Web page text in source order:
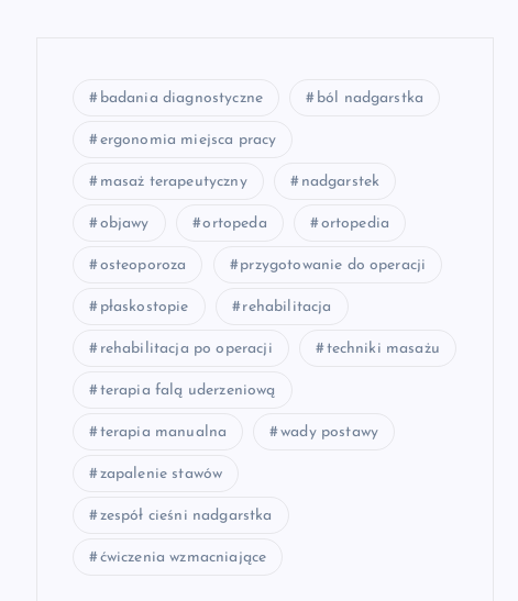
badania diagnostyczne ból nadgarstka
ergonomia miejsca pracy
masaż terapeutyczny nadgarstek
objawy ortopeda ortopedia
osteoporoza przygotowanie do operacji
płaskostopie rehabilitacja
rehabilitacja po operacji techniki masażu
terapia falą uderzeniową
terapia manualna wady postawy
zapalenie stawów
zespół cieśni nadgarstka
ćwiczenia wzmacniające